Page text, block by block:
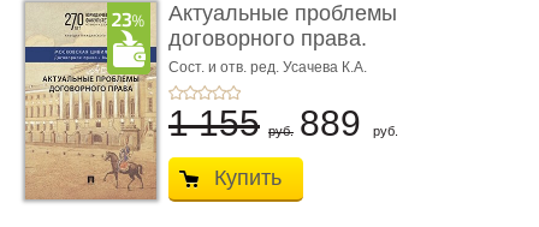
Актуальные проблемы
договорного права.
Выпуск ...
Сост. и отв. ред. Усачева К.А.
1 155 руб. 889 руб.
Купить